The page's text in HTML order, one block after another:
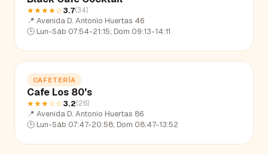
★★★★☆3.7(34)
📍 Avenida D. Antonio Huertas 46
🕒 Lun-Sáb 07:54-21:15; Dom 09:13-14:11
CAFETERÍA
Cafe Los 80's
★★★☆☆3.2(26)
📍 Avenida D. Antonio Huertas 86
🕒 Lun-Sáb 07:47-20:58; Dom 08:47-13:52